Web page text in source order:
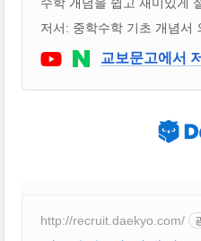
저서: 중학수학 기초 개념서
Youtube네이버 블로그
교보문고에서
http://recruit.daekyo.com/